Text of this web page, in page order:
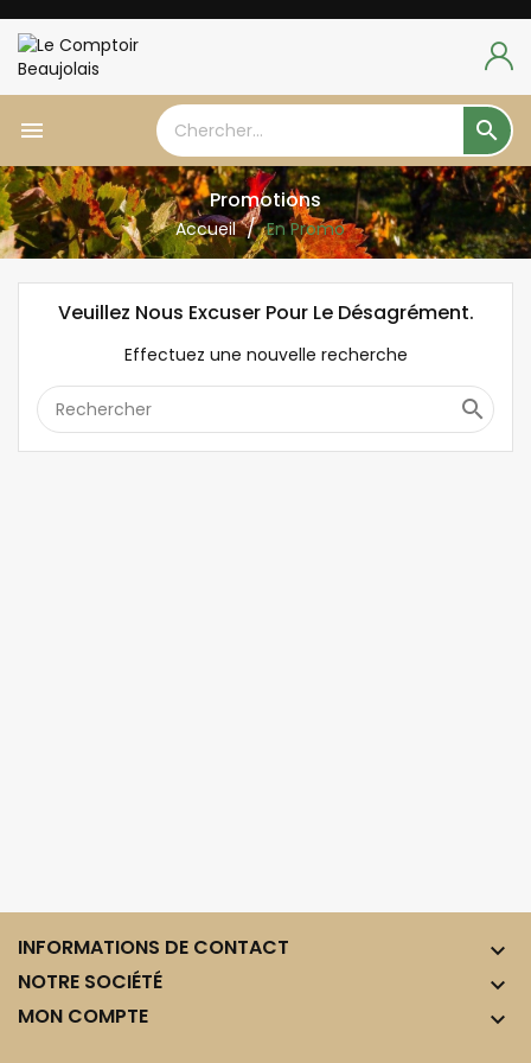
 
Promotions
Accueil En Promo
Veuillez Nous Excuser Pour Le Désagrément.
Effectuez une nouvelle recherche

INFORMATIONS DE CONTACT 
NOTRE SOCIÉTÉ 
MON COMPTE 